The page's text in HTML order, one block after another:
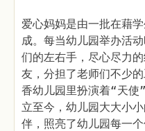
爱心妈妈是由一批在藉
成。每当幼儿园举办活
们的左右手，尽心尽力
友，分担了老师们不少
香幼儿园里扮演着“天使
立至今，幼儿园大大小
伴，照亮了幼儿园每一